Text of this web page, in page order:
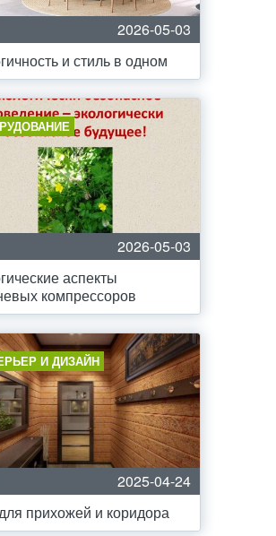
2026-05-03
и стиль в одном
2026-05-03
аспекты
компрессоров
И ДИЗАЙН
2025-04-24
прихожей и коридора